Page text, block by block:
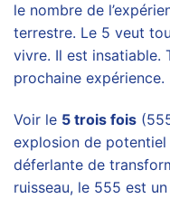
le nombre de
terrestre. Le 5 veut
vivre. Il est insatiable.
prochaine expérience.
Voir le 5 trois fois
explosion de potentiel
déferlante de
ruisseau, le 555 est